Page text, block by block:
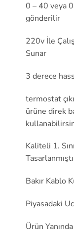
0 – 40 veya
gönderilir
220v İle
Sunar
3 derece
termostat
ürüne direk
Kaliteli 1.
Bakır Kablo
Piyasadaki
Ürün